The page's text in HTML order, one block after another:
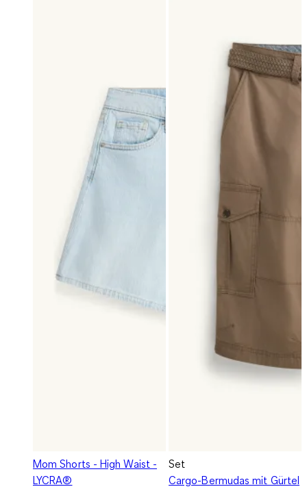
Mom Shorts - High Waist -
LYCRA®
Set
Cargo-Bermudas mit Gürtel